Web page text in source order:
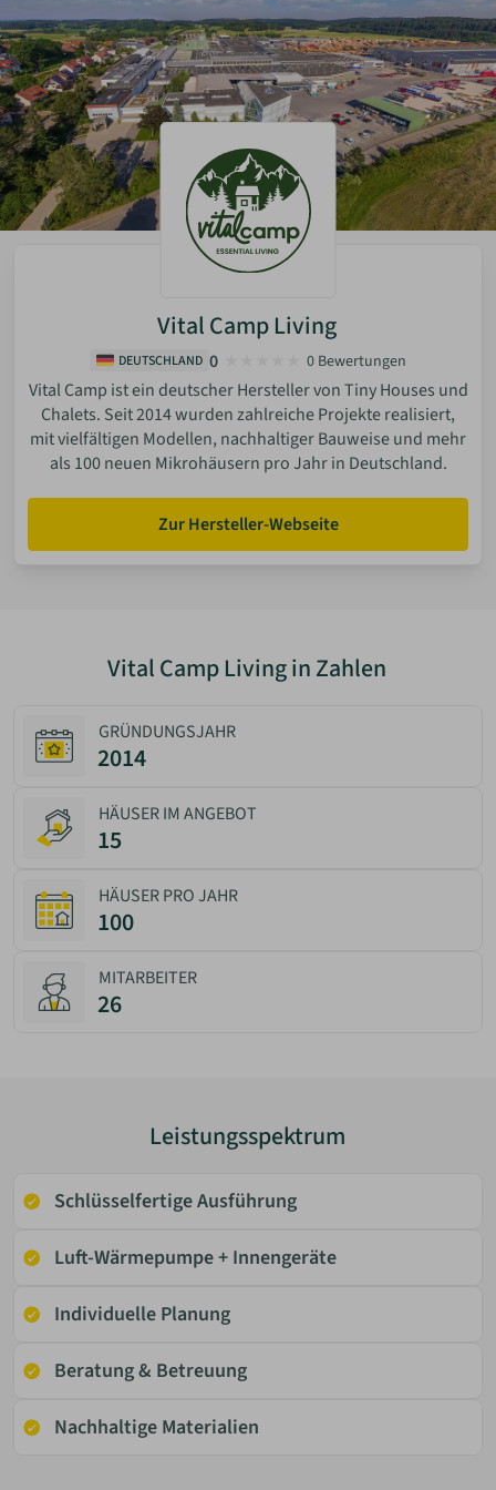
bei individuellen oder designorientierten Bauprojekten
eingesetzt.
Vital Camp Living
DEUTSCHLAND 0 0 Bewertungen
Vital Camp ist ein deutscher Hersteller von Tiny Houses und
Chalets. Seit 2014 wurden zahlreiche Projekte realisiert,
mit vielfältigen Modellen, nachhaltiger Bauweise und mehr
als 100 neuen Mikrohäusern pro Jahr in Deutschland.
Zur Hersteller-Webseite
Vital Camp Living in Zahlen
GRÜNDUNGSJAHR
2014
HÄUSER IM ANGEBOT
15
HÄUSER PRO JAHR
100
MITARBEITER
26
Leistungsspektrum
Schlüsselfertige Ausführung
Luft-Wärmepumpe + Innengeräte
Individuelle Planung
Beratung & Betreuung
Nachhaltige Materialien